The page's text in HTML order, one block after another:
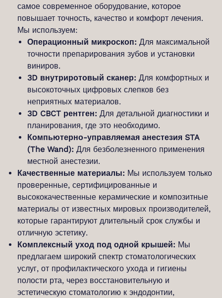
самое современное оборудование, которое
повышает точность, качество и комфорт лечения.
Мы используем:
Операционный микроскоп: Для максимальной
точности препарирования зубов и установки
виниров.
3D внутриротовый сканер: Для комфортных и
высокоточных цифровых слепков без
неприятных материалов.
3D CBCT рентген: Для детальной диагностики и
планирования, где это необходимо.
Компьютерно-управляемая анестезия STA
(The Wand): Для безболезненного применения
местной анестезии.
Качественные материалы: Мы используем только
проверенные, сертифицированные и
высококачественные керамические и композитные
материалы от известных мировых производителей,
которые гарантируют длительный срок службы и
отличную эстетику.
Комплексный уход под одной крышей: Мы
предлагаем широкий спектр стоматологических
услуг, от профилактического ухода и гигиены
полости рта, через восстановительную и
эстетическую стоматологию к эндодонтии,